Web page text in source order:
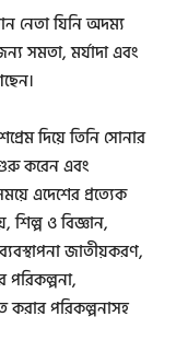
নেতা যিনি অদম্য
সমতা, মর্যাদা এবং
দিয়ে তিনি সোনার
করেন এবং
এদেশের প্রত্যেক
শিল্প ও বিজ্ঞান,
জাতীয়করণ,
পরিকল্পনা,
করার পরিকল্পনাসহ